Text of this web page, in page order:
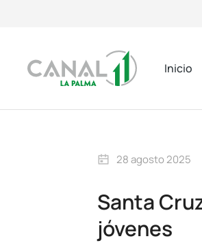
Inicio
28 agosto 2025
Santa
jóvenes